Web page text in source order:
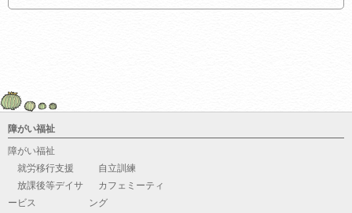
障がい福祉
障がい福祉
就労移行支援
自立訓練
放課後等デイサ
ービス
カフェミーティ
ング